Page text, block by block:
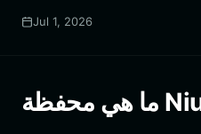
Jul 1, 2026